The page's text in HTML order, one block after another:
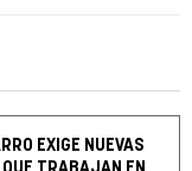
EXIGE NUEVAS